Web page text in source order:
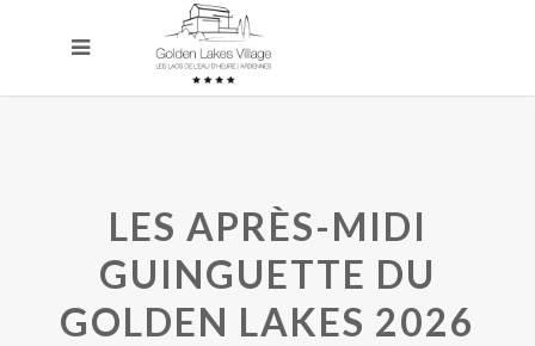
LES APRÈS-MIDI
GUINGUETTE DU
GOLDEN LAKES 2026